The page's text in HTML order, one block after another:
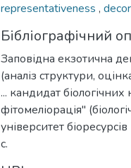
representativeness ,
Бібліографічний
Заповідна екзотична
(аналіз структури,
... кандидат
фітомеліорація"
університет
с.